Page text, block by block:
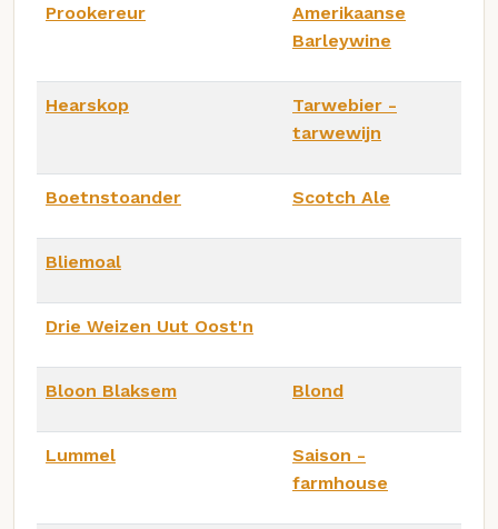
Prookereur
Amerikaanse
Barleywine
Hearskop
Tarwebier -
tarwewijn
Boetnstoander Scotch Ale
Bliemoal
Drie Weizen Uut Oost'n
Bloon Blaksem Blond
Lummel
Saison -
farmhouse